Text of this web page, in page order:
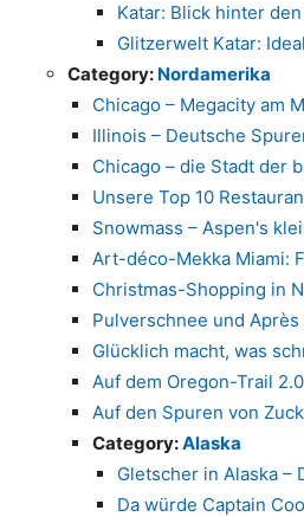
Katar: Blick hinter
Glitzerwelt Katar:
Category: Nordamerika
Chicago – Megacity am
Illinois – Deutsche
Chicago – die Stadt der
Unsere Top 10
Snowmass – Aspen's
Art-déco-Mekka Miami:
Christmas-Shopping in
Pulverschnee und
Glücklich macht, was
Auf dem Oregon-Trail 2.0
Auf den Spuren von
Category:Alaska
Gletscher in Alaska –
Da würde Captain